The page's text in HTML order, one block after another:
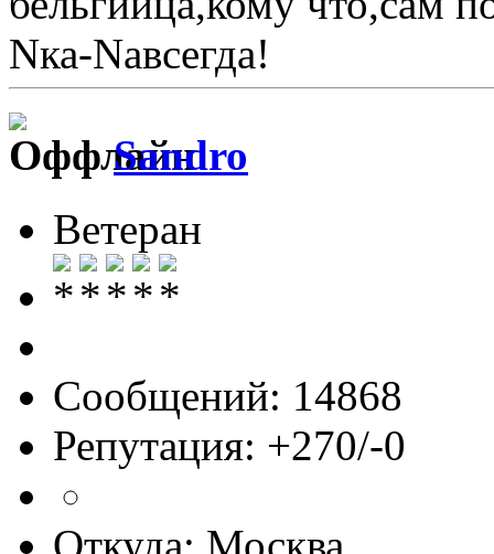
Nка-Nавсегда!
Sandro
Ветеран
Сообщений: 14868
Репутация: +270/-0
Откуда: Москва